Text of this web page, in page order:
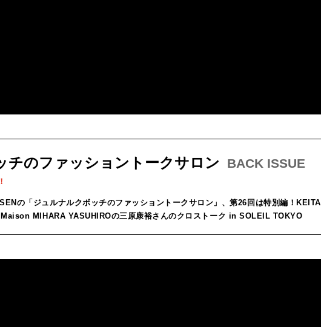
チのファッショントークサロン BACK ISSUE
の「ジュルナルクボッチのファッショントークサロン」、第26回は特別編！KEITA
Maison MIHARA YASUHIROの三原康裕さんのクロストーク in SOLEIL TOKYO